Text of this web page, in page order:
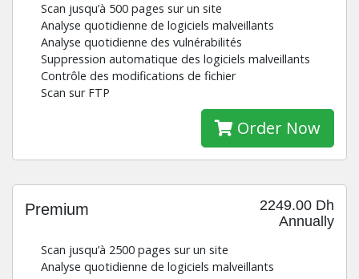
Scan jusqu’à 500 pages sur un site
Analyse quotidienne de logiciels malveillants
Analyse quotidienne des vulnérabilités
Suppression automatique des logiciels malveillants
Contrôle des modifications de fichier
Scan sur FTP
Order Now
2249.00 Dh
Annually
Premium
Scan jusqu’à 2500 pages sur un site
Analyse quotidienne de logiciels malveillants